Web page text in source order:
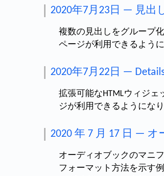
2020年7月23日 — 見出
複数の見出しをグループ
ページが利用できるよう
2020年7月22日 —
拡張可能なHTMLウィジ
ジが利用できるようになり
2020 年 7 月 17 日 —
オーディオブックのマニ
フォーマット方法を示す